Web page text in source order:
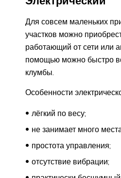
Для совсем маленьких
участков можно
работающий от сети или
помощью можно быстро
клумбы.
Особенности
лёгкий по весу;
не занимает много
простота управления;
отсутствие вибрации;